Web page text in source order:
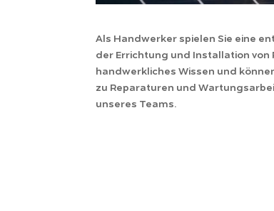
Als Handwerker spielen Sie eine
der Errichtung und Installation
handwerkliches Wissen und
zu Reparaturen und
unseres Teams.